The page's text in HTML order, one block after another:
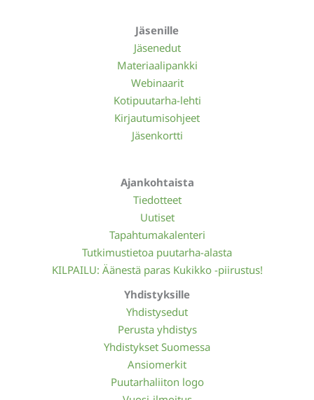
Jäsenille
Jäsenedut
Materiaalipankki
Webinaarit
Kotipuutarha-lehti
Kirjautumisohjeet
Jäsenkortti
Ajankohtaista
Tiedotteet
Uutiset
Tapahtumakalenteri
Tutkimustietoa puutarha-alasta
KILPAILU: Äänestä paras Kukikko -piirustus!
Yhdistyksille
Yhdistysedut
Perusta yhdistys
Yhdistykset Suomessa
Ansiomerkit
Puutarhaliiton logo